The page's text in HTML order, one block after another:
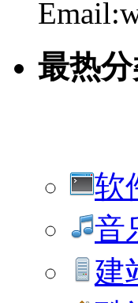
最热
软
音
建